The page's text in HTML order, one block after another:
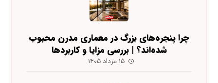
چرا پنجره‌های بزرگ در معماری مدرن محبوب
شده‌اند؟ | بررسی مزایا و کاربردها
۱۵ مرداد ۱۴۰۵